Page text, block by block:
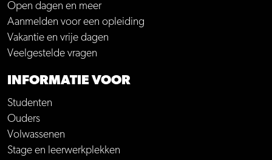
Open dagen en meer
Aanmelden voor een opleiding
Vakantie en vrije dagen
Veelgestelde vragen
INFORMATIE VOOR
Studenten
Ouders
Volwassenen
Stage en leerwerkplekken